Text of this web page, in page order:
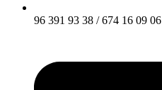
96 391 93 38 / 674 16 09 06